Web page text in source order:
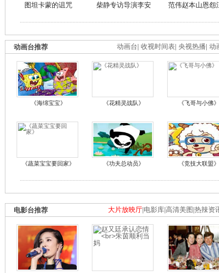
图坦卡蒙的诅咒 柴静专访导演李安 范伟赵本山恩怨
动画台 收视时间表 央视热播 动
动画台推荐
《海绵宝宝》 《花精灵战队》 《飞哥与小佛》
《蔬菜宝宝要回家》 《功夫总动员》 《竞技大联盟》
大片放映厅 电影库 高清美图 热辣资
电影台推荐